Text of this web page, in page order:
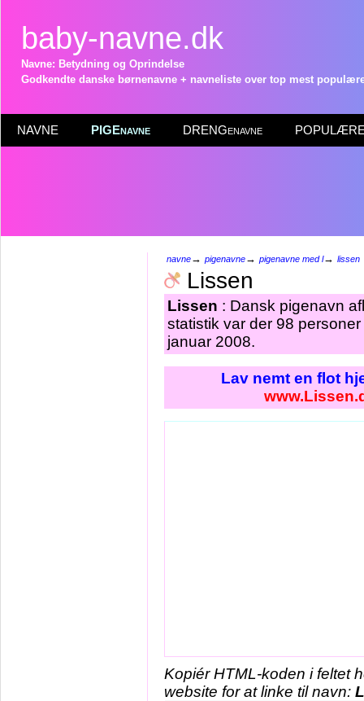
baby-navne.dk
Navne: Betydning og Oprindelse
Godkendte danske børnenavne + navneliste over top mest
NAVNE PIGEnavne DRENGenavne POPULÆRE
navne→ pigenavne→ pigenavne med l→ lissen
Lissen
Lissen : Dansk pigenavn
statistik var der 98
januar 2008.
Lav nemt en flot
Kopiér HTML-koden i feltet
website for at linke til navn: